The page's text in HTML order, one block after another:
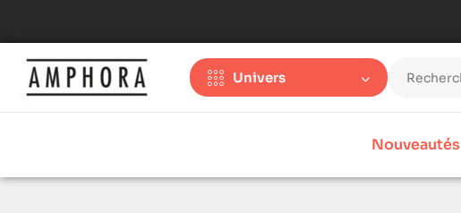
Univers
Nouveautés